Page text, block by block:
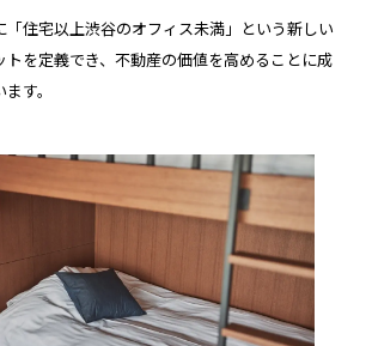
「住宅以上渋谷のオフィス未満」という新しい
トを定義でき、不動産の価値を高めることに成
す。